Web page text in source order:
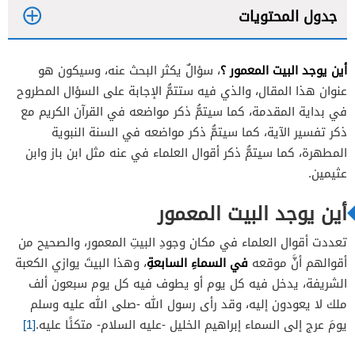
جدول المحتويات
أين يوجد البيت المعمور ؟، سؤالٌ يكثر البحث عنه، وسيكون هو
عنوان هذا المقال، والذي فيه ستتمُّ الإجابة على السؤال المطروح
في بداية المقدمة، كما سيتمُّ ذكر مواضعه في القرآن الكريم مع
ذكر تفسير الآية، كما سيتمُّ ذكر مواضعه في السنة النبوية
المطهرة، كما سيتمُّ ذكر أقوال العلماء في عنه مثل ابن باز وابن
عثيمين.
أين يوجد البيت المعمور
تعددت أقوال العلماء في مكان وجودِ البيتِ المعمور، والصحيح من
أقوالهم أنَّ موقعه في السماءِ السابعةِ، وهذا البيتَ يوازي الكعبة
الشريفة، يدخل فيه كل يوم أو يطوف فيه كل يوم سبعون ألف
ملك لا يعودون إليه، وقد رأى رسول الله -صلى الله عليه وسلم
يومَ عرج إلى السماء إبراهيم الخليل -عليه السلام- متكئًا عليه.[1]